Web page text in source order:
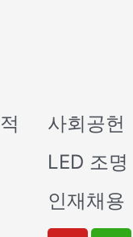
사회공헌
LED 조명
인재채용